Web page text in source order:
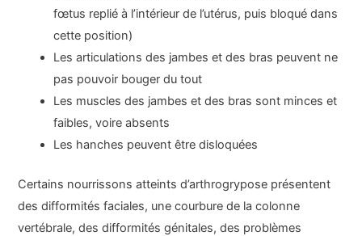
fœtus replié à l’intérieur de l’utérus, puis bloqué dans
cette position)
Les articulations des jambes et des bras peuvent ne
pas pouvoir bouger du tout
Les muscles des jambes et des bras sont minces et
faibles, voire absents
Les hanches peuvent être disloquées
Certains nourrissons atteints d’arthrogrypose présentent
des difformités faciales, une courbure de la colonne
vertébrale, des difformités génitales, des problèmes